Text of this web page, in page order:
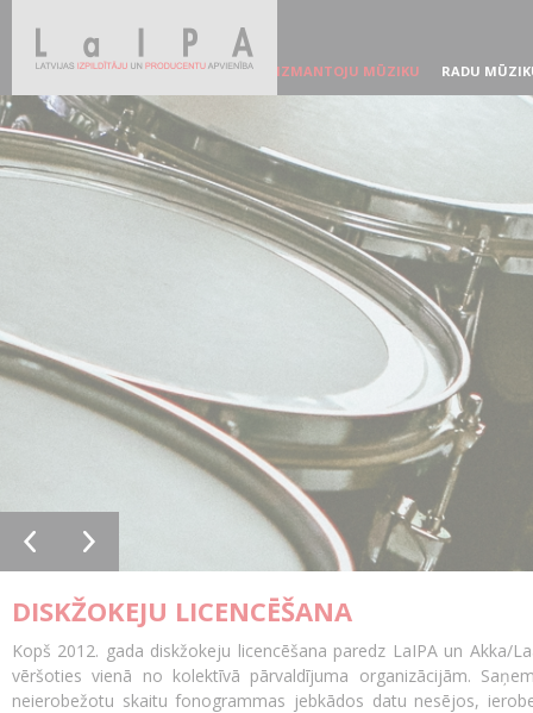
IZMANTOJU MŪZIKU RADU
DISKŽOKEJU LICENCĒŠANA
Kopš 2012. gada diskžokeju licencēšana paredz LaIPA un Akka/
vēršoties vienā no kolektīvā pārvaldījuma organizācijām.
neierobežotu skaitu fonogrammas jebkādos datu nesējos,